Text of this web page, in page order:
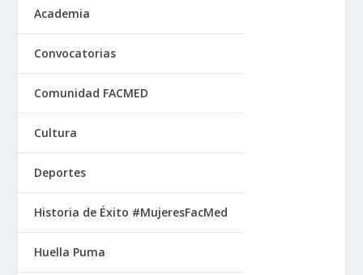
Academia
Convocatorias
Comunidad FACMED
Cultura
Deportes
Historia de Éxito #MujeresFacMed
Huella Puma